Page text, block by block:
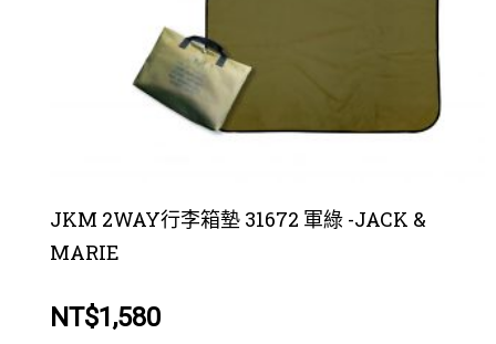
JKM 2WAY行李箱墊 31672 軍綠 -JACK &
MARIE
NT$1,580